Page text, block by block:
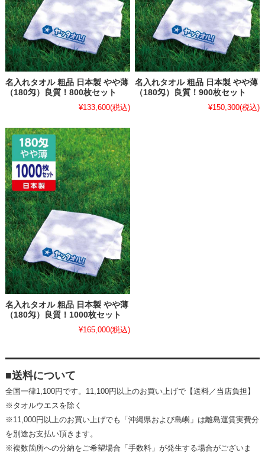
名入れタオル 粗品 日本製 やや薄
（180匁）良質！800枚セット
¥133,600(税込)
名入れタオル 粗品 日本製 やや薄
（180匁）良質！900枚セット
¥150,300(税込)
名入れタオル 粗品 日本製 やや薄
（180匁）良質！1000枚セット
¥165,000(税込)
■送料について
全国一律1,100円です。11,100円以上のお買い上げで【送料／当店負担】
※タオルウエスを除く
※11,000円以上のお買い上げでも「沖縄県および島嶼」は離島運賃実費分
を別途お支払い頂きます。
※複数箇所への分納をご希望場合「手数料」が発生する場合がございま